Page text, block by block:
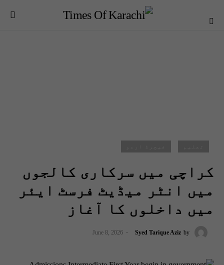
تعلیم
کراچی میں سرکاری کالجوں
میں انٹر میڈیٹ فرسٹ ایئر
میں داخلوں کا آغاز
by
Syed Tarique Aziz
June 8, 2026